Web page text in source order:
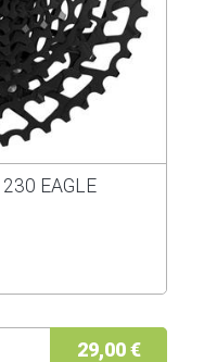
EAGLE
29,00 €